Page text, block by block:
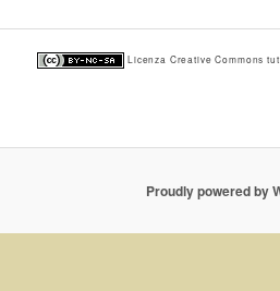
Licenza Creative Commons
Proudly powered by